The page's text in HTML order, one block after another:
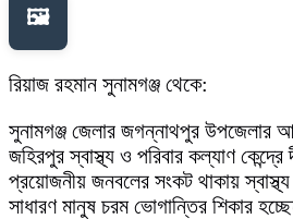
🖼️
রিয়াজ রহমান সুনামগঞ্জ থেকে:
সুনামগঞ্জ জেলার জগন্নাথপুর উপজেলার
জহিরপুর স্বাস্থ্য ও পরিবার কল্যাণ কেন্দ্রে
প্রয়োজনীয় জনবলের সংকট থাকায়
সাধারণ মানুষ চরম ভোগান্তির শিকার